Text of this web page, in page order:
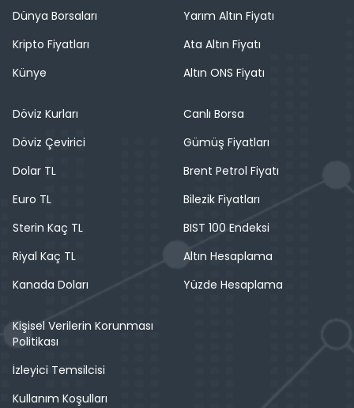
Dünya Borsaları
Kripto Fiyatları
Künye
Yarım Altın Fiyatı
Ata Altın Fiyatı
Altın ONS Fiyatı
Döviz Kurları
Döviz Çevirici
Dolar TL
Euro TL
Sterin Kaç TL
Riyal Kaç TL
Kanada Doları
Canlı Borsa
Gümüş Fiyatları
Brent Petrol Fiyatı
Bilezik Fiyatları
BIST 100 Endeksi
Altın Hesaplama
Yüzde Hesaplama
Kişisel Verilerin Korunması
Politikası
İzleyici Temsilcisi
Kullanım Koşulları